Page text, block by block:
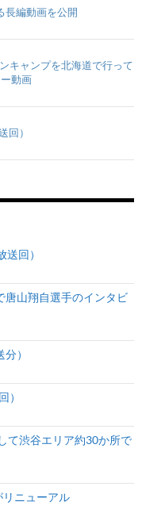
長編動画を公開
キャンプを北海道で行って
動画
回）
回）
唐山翔自選手のインタビ
）
）
て渋谷エリア約30か所で
リニューアル